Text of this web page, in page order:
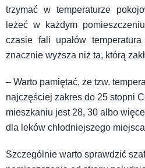
trzymać w temperaturze
leżeć w każdym
czasie fali upałów
znacznie wyższa niż ta, którą
– Warto pamiętać, że tzw.
najczęściej zakres do 25 stopni
mieszkaniu jest 28, 30 albo
dla leków chłodniejszego
Szczególnie warto sprawdzić